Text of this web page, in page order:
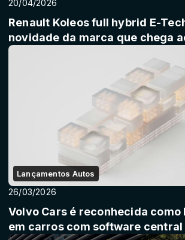
20/04/2026
Renault Koleos full hybrid E-
novidade da marca que chega
Lançamentos Autos
26/03/2026
Volvo Cars é reconhecida
em carros com software central